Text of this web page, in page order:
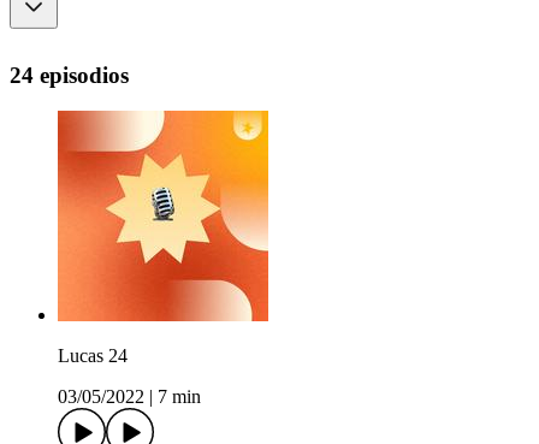
24 episodios
Lucas 24
03/05/2022
7 min